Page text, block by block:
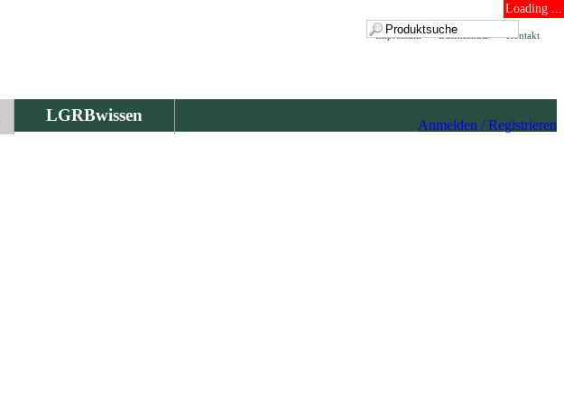
Loading ...
Kontakt
Datenschutz
Impressum
LGRBwissen
Anmelden / Registrieren